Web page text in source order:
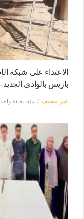
الاعتداء على شبكة
باريس بالوادي
غير مصنف منذ دقيقة